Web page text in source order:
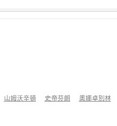
山姆沃辛頓 史帝芬朗 奧娜卓別林